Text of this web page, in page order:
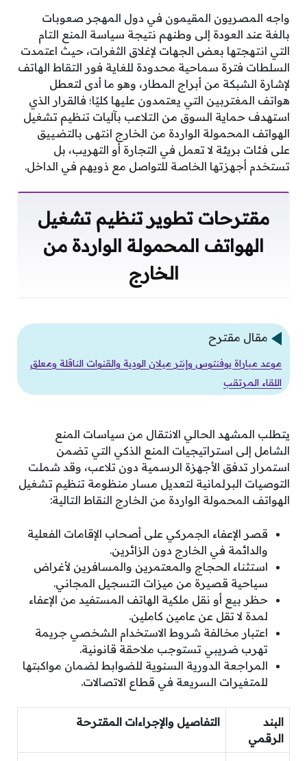
واجه المصريون المقيمون في دول المهجر صعوبات
بالغة عند العودة إلى وطنهم نتيجة سياسة المنع التام
التي انتهجتها بعض الجهات لإغلاق الثغرات، حيث اعتمدت
السلطات فترة سماحية محدودة للغاية فور التقاط الهاتف
لإشارة الشبكة من أبراج المطار، وهو ما أدى لتعطل
هواتف المغتربين التي يعتمدون عليها كليًا؛ فالقرار الذي
استهدف حماية السوق من التلاعب بآليات تنظيم تشغيل
الهواتف المحمولة الواردة من الخارج انتهى بالتضييق
على فئات بريئة لا تعمل في التجارة أو التهريب، بل
تستخدم أجهزتها الخاصة للتواصل مع ذويهم في الداخل.
مقترحات تطوير تنظيم تشغيل
الهواتف المحمولة الواردة من
الخارج
مقال مقترح
موعد مباراة يوفنتوس وإنتر ميلان الودية والقنوات الناقلة ومعلق
اللقاء المرتقب
يتطلب المشهد الحالي الانتقال من سياسات المنع
الشامل إلى استراتيجيات المنع الذكي التي تضمن
استمرار تدفق الأجهزة الرسمية دون تلاعب، وقد شملت
التوصيات البرلمانية لتعديل مسار منظومة تنظيم تشغيل
الهواتف المحمولة الواردة من الخارج النقاط التالية:
قصر الإعفاء الجمركي على أصحاب الإقامات الفعلية
والدائمة في الخارج دون الزائرين.
استثناء الحجاج والمعتمرين والمسافرين لأغراض
سياحية قصيرة من ميزات التسجيل المجاني.
حظر بيع أو نقل ملكية الهاتف المستفيد من الإعفاء
لمدة لا تقل عن عامين كاملين.
اعتبار مخالفة شروط الاستخدام الشخصي جريمة
تهرب ضريبي تستوجب ملاحقة قانونية.
المراجعة الدورية السنوية للضوابط لضمان مواكبتها
للمتغيرات السريعة في قطاع الاتصالات.
البند
الرقمي
التفاصيل والإجراءات المقترحة